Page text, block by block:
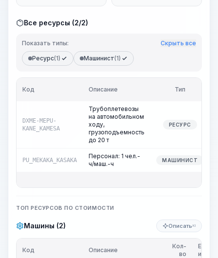
Все ресурсы (2/2)
Показать типы: Скрыть все
Ресурс(1) Машинист(1)
Код Описание Тип
DXME-MEPU-
KANE_KAMESA
Трубоплетевозы
на автомобильном
ходу,
грузоподъемность
до 20 т
РЕСУРС
PU_MEKAKA_KASAKA
Персонал: 1 чел.-
ч/маш.-ч
МАШИНИСТ
ТОП РЕСУРСОВ ПО СТОИМОСТИ
Машины (2) Описать KI
Код Описание
Кол-
во
Ед.
изм.